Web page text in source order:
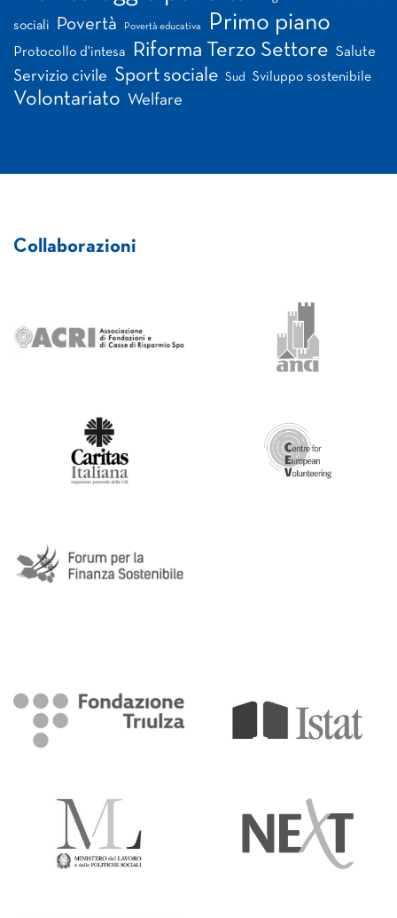
sociali Povertà Povertà educativa Primo piano
Protocollo d'intesa Riforma Terzo Settore Salute
Servizio civile Sport sociale Sud Sviluppo sostenibile
Volontariato Welfare
Collaborazioni